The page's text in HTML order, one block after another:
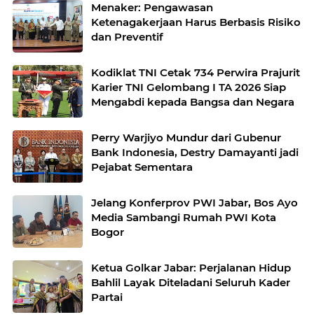
Menaker: Pengawasan
Ketenagakerjaan Harus Berbasis Risiko
dan Preventif
Kodiklat TNI Cetak 734 Perwira Prajurit
Karier TNI Gelombang I TA 2026 Siap
Mengabdi kepada Bangsa dan Negara
Perry Warjiyo Mundur dari Gubenur
Bank Indonesia, Destry Damayanti jadi
Pejabat Sementara
Jelang Konferprov PWI Jabar, Bos Ayo
Media Sambangi Rumah PWI Kota
Bogor
Ketua Golkar Jabar: Perjalanan Hidup
Bahlil Layak Diteladani Seluruh Kader
Partai